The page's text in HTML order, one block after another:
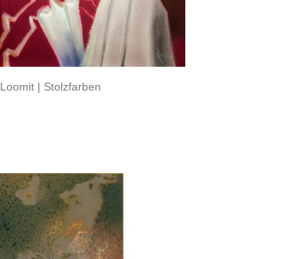
Loomit | Stolzfarben